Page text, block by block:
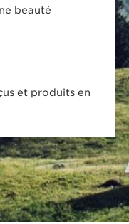
beauté
et produits en